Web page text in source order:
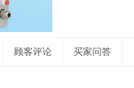
顾客评论 买家问答